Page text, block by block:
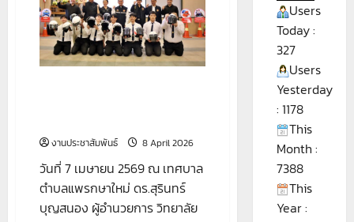
งานประชาสัมพันธ์ 8 April 2026
วันที่ 7 เมษายน 2569 ณ เทศบาล
ตำบลแพรกษาใหม่ ดร.สุรินทร์
บุญสนอง ผู้อำนวยการ วิทยาลัย
Users
Today :
327
Users
Yesterday
: 1178
This
Month :
7388
This
Year :